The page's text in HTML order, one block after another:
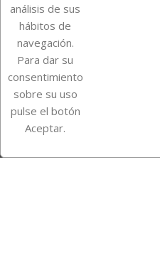
Su cuenta
Información de la tienda
InstagramTikTok
análisis de sus
hábitos de
navegación.
Para dar su
consentimiento
sobre su uso
pulse el botón
Aceptar.